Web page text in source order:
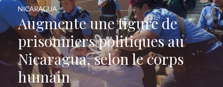
Augmente une figure de
prisonniers politiques au
Nicaragua, selon le corps
humain
NICARAGUA